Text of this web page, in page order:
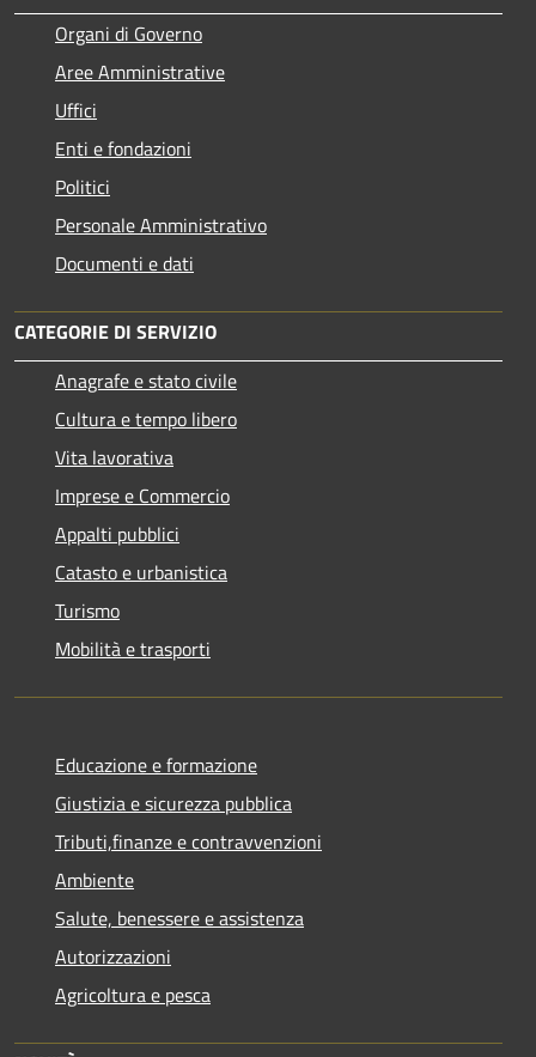
Organi di Governo
Aree Amministrative
Uffici
Enti e fondazioni
Politici
Personale Amministrativo
Documenti e dati
CATEGORIE DI SERVIZIO
Anagrafe e stato civile
Cultura e tempo libero
Vita lavorativa
Imprese e Commercio
Appalti pubblici
Catasto e urbanistica
Turismo
Mobilità e trasporti
Educazione e formazione
Giustizia e sicurezza pubblica
Tributi,finanze e contravvenzioni
Ambiente
Salute, benessere e assistenza
Autorizzazioni
Agricoltura e pesca